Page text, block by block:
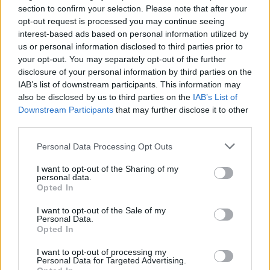
section to confirm your selection. Please note that after your
opt-out request is processed you may continue seeing
interest-based ads based on personal information utilized by
us or personal information disclosed to third parties prior to
your opt-out. You may separately opt-out of the further
disclosure of your personal information by third parties on the
IAB’s list of downstream participants. This information may
also be disclosed by us to third parties on the IAB’s List of
Downstream Participants that may further disclose it to other
Personal Data Processing Opt Outs
I want to opt-out of the Sharing of my
personal data.
Opted In
I want to opt-out of the Sale of my
Personal Data.
Opted In
I want to opt-out of processing my
Personal Data for Targeted Advertising.
Σε διαφορετικό βίντεο που παρουσιάστηκε
παιδιά έπαιζαν σε τραμπολίνο ή να μην μπορεί
να ισορροπήσει, καθώς ήταν αδύναμος και
υποσιτισμένος. Διαφορετικό πλάνο έδειχνε τον
Μάικλ Άιβς να λέει σε ένα άλλο παιδί να
χτυπήσει τον 2χρονο εγγονό του.
Μάλιστα, ο Ίθαν είχε καταχωρηθεί στο μητρώο
προστασίας παιδιών, σύμφωνα με το οποίο